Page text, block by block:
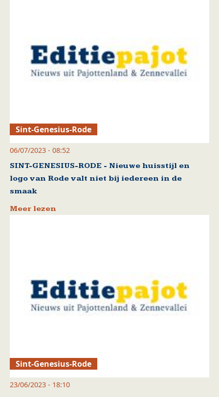
Sint-Genesius-Rode
06/07/2023 - 08:52
SINT-GENESIUS-RODE - Nieuwe huisstijl en
logo van Rode valt niet bij iedereen in de
smaak
Meer lezen
Sint-Genesius-Rode
23/06/2023 - 18:10